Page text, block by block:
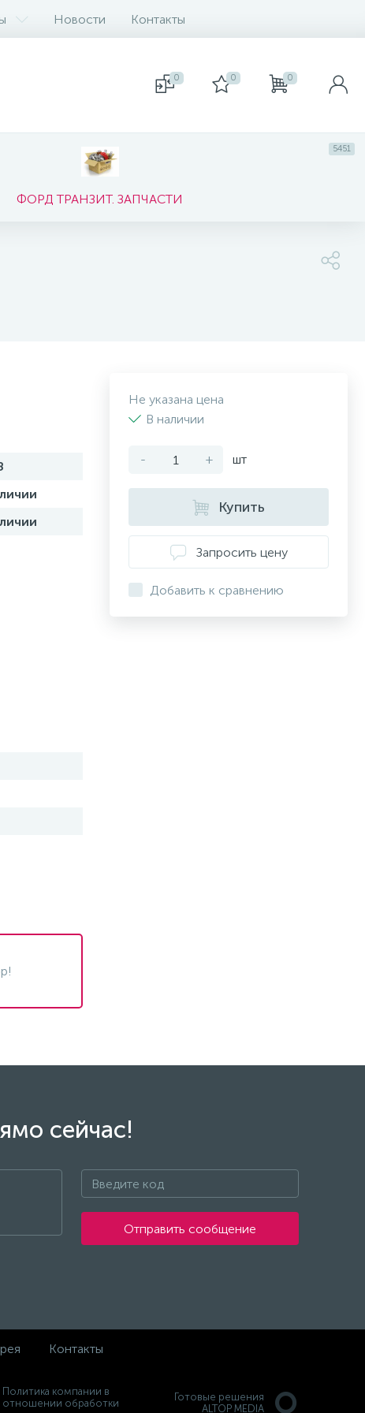
Новости Контакты
0 0 0
ФОРД ТРАНЗИТ. ЗАПЧАСТИ
5451
Не указана цена
В наличии
- + шт
Купить
Запросить цену
Добавить к сравнению
сейчас!
Отправить сообщение
Контакты
Политика компании в
отношении обработки
Готовые решения
ALTOP MEDIA